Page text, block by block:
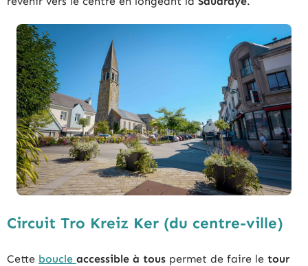
Circuit Tro Kreiz Ker (du centre-ville)
Cette boucle accessible à tous permet de faire le tour